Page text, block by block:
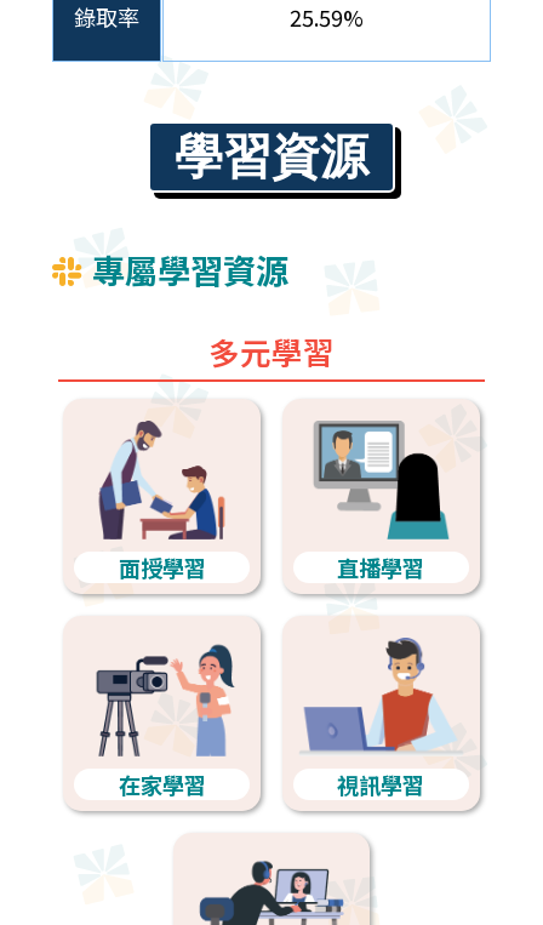
錄取率 25.59%
學習資源
專屬學習資源
多元學習
面授學習 直播學習
在家學習 視訊學習